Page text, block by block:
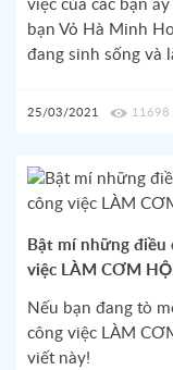
việc của các bạn
bạn Vỏ Hà Minh
đang sinh sống và
25/03/2021 11698
Bật mí những điều
việc LÀM CƠM
Nếu bạn đang tò
công việc LÀM
viết này!